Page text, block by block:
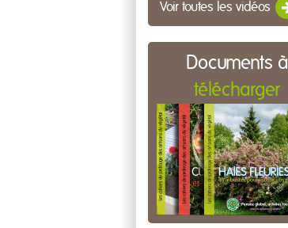
Voir toutes les vidéos
Documents à
télécharger